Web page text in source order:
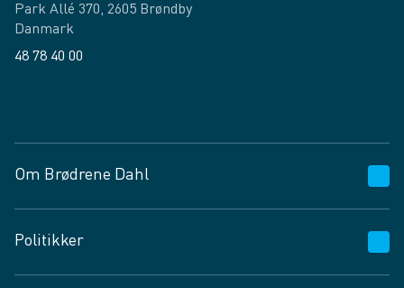
Park Allé 370, 2605 Brøndby
Danmark
48 78 40 00
Om Brødrene Dahl
Vagttelefon 30 10 89 89
Spørgsmål og svar
Politikker